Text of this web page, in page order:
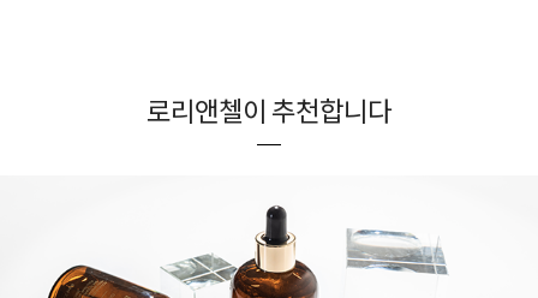
로리앤첼이 추천합니다